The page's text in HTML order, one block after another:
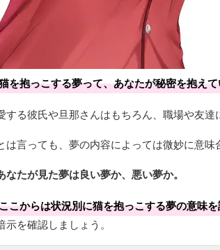
を抱っこする夢って、あなたが秘密を抱え
する彼氏や旦那さんはもちろん、職場や友達
は言っても、夢の内容によっては微妙に意味
なたが見た夢は良い夢か、悪い夢か。
こからは状況別に猫を抱っこする夢の意味
示を確認しましょう。